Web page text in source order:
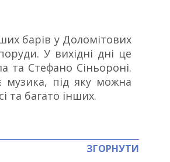
барів у Доломітових
У вихідні дні це
та Стефано Сіньороні.
музика, під яку можна
та багато інших.
ЗГОРНУТИ